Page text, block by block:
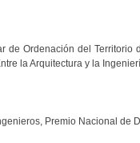
de Ordenación del
la Arquitectura y la
Premio Nacional de